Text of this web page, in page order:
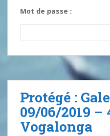
Mot de passe :
Protégé :
09/06/2019 –
Vogalonga